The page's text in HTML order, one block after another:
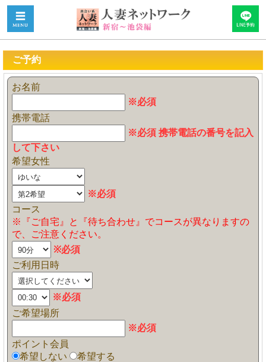
ご予約
お名前
※必須
携帯電話
※必須 携帯電話の番号を記入
して下さい
希望女性
※必須
コース
※『ご自宅』と『待ち合わせ』でコースが異なりますの
で、ご注意ください。
※必須
ご利用日時
※必須
ご希望場所
※必須
ポイント会員
希望しない
希望する